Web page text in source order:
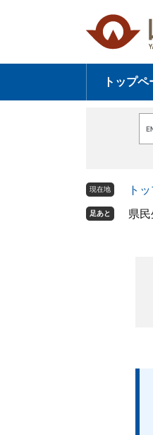
の
頭
ー
飛
トップペ
o
e
ス
現在地 ト
足あと 県